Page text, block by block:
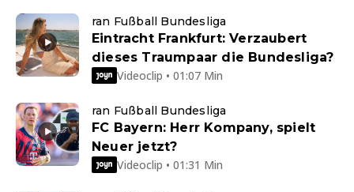
ran Fußball Bundesliga
Eintracht Frankfurt: Verzaubert
dieses Traumpaar die Bundesliga?
Videoclip • 01:07 Min
ran Fußball Bundesliga
FC Bayern: Herr Kompany, spielt
Neuer jetzt?
Videoclip • 01:31 Min